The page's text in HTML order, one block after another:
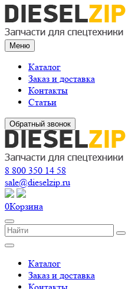
Меню
Каталог
Заказ и доставка
Контакты
Статьи
Обратный звонок
8 800 350 14 58
sale@dieselzip.ru
0Корзина
Каталог
Заказ и доставка